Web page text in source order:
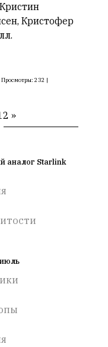
Кристофер
Просмотры: 232 |
»
аналог Starlink